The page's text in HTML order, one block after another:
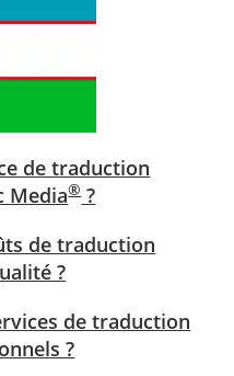
de traduction
Media®?
de traduction
?
de traduction
?